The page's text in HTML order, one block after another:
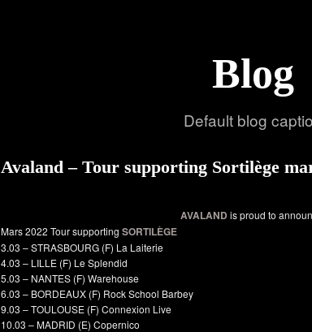
Blog
Default blog
Avaland – Tour supporting Sortilège
AVALAND is proud to
Mars 2022 Tour supporting SORTILÈGE
3.03 – STRASBOURG (F) La Laiterie
4.03 – LILLE (F) Le Splendid
5.03 – NANTES (F) Warehouse
6.03 – BORDEAUX (F) Rock School Barbey
9.03 – TOULOUSE (F) Connexion Live
10.03 – MADRID (E) Copernico